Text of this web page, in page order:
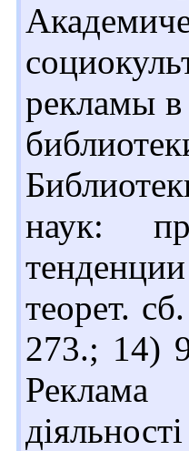
рекламы
наук:
теорет.
273.; 14)
Реклама